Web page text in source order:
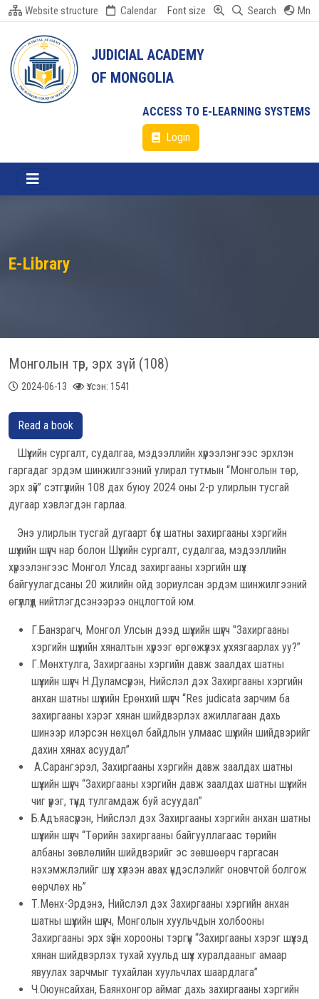
Website structure Calendar Font size Search Mn
JUDICIAL ACADEMY
OF MONGOLIA
ACCESS TO E-LEARNING SYSTEMS
Login
E-Library
Монголын төр, эрх зүй (108)
2024-06-13 Үзсэн: 1541
Read a book
Шүүхийн сургалт, судалгаа, мэдээллийн хүрээлэнгээс эрхлэн
гаргадаг эрдэм шинжилгээний улирал тутмын “Монголын төр,
эрх зүй” сэтгүүлийн 108 дах буюу 2024 оны 2-р улирлын тусгай
дугаар хэвлэгдэн гарлаа.
Энэ улирлын тусгай дугаарт бүх шатны захиргааны хэргийн
шүүхийн шүүгч нар болон Шүүхийн сургалт, судалгаа, мэдээллийн
хүрээлэнгээс Монгол Улсад захиргааны хэргийн шүүх
байгуулагдсаны 20 жилийн ойд зориулсан эрдэм шинжилгээний
өгүүллүүд нийтлэгдсэнээрээ онцлогтой юм.
Г.Банзрагч, Монгол Улсын дээд шүүхийн шүүгч "Захиргааны
хэргийн шүүхийн хяналтын хүрээг өргөжүүлэх үү, хязгаарлах уу?”
Г.Мөнхтулга, Захиргааны хэргийн давж заалдах шатны
шүүхийн шүүгч Н.Дуламсүрэн, Нийслэл дэх Захиргааны хэргийн
анхан шатны шүүхийн Ерөнхий шүүгч “Res judicata зарчим ба
захиргааны хэрэг хянан шийдвэрлэх ажиллагаан дахь
шинээр илэрсэн нөхцөл байдлын улмаас шүүхийн шийдвэрийг
дахин хянах асуудал”
А.Сарангэрэл, Захиргааны хэргийн давж заалдах шатны
шүүхийн шүүгч “Захиргааны хэргийн давж заалдах шатны шүүхийн
чиг үүрэг, түүнд тулгамдаж буй асуудал”
Б.Адъяасүрэн, Нийслэл дэх Захиргааны хэргийн анхан шатны
шүүхийн шүүгч “Төрийн захиргааны байгууллагаас төрийн
албаны зөвлөлийн шийдвэрийг эс зөвшөөрч гаргасан
нэхэмжлэлийг шүүх хүлээн авах үндэслэлийг оновчтой болгож
өөрчлөх нь”
Т.Мөнх-Эрдэнэ, Нийслэл дэх Захиргааны хэргийн анхан
шатны шүүхийн шүүгч, Монголын хуульчдын холбооны
Захиргааны эрх зүйн хорооны тэргүүн “Захиргааны хэрэг шүүхэд
хянан шийдвэрлэх тухай хуульд шүүх хуралдааныг амаар
явуулах зарчмыг тухайлан хуульчлах шаардлага”
Ч.Оюунсайхан, Баянхонгор аймаг дахь захиргааны хэргийн